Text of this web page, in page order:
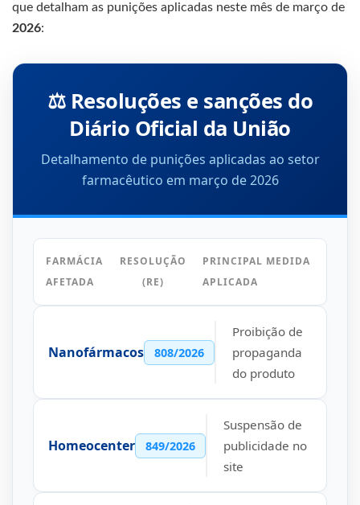
que detalham as punições aplicadas neste mês de março de
2026:
⚖️ Resoluções e sanções do
Diário Oficial da União
Detalhamento de punições aplicadas ao setor
farmacêutico em março de 2026
FARMÁCIA
AFETADA
RESOLUÇÃO
(RE)
PRINCIPAL MEDIDA
APLICADA
Nanofármacos 808/2026
Proibição de
propaganda
do produto
Homeocenter 849/2026
Suspensão de
publicidade no
site